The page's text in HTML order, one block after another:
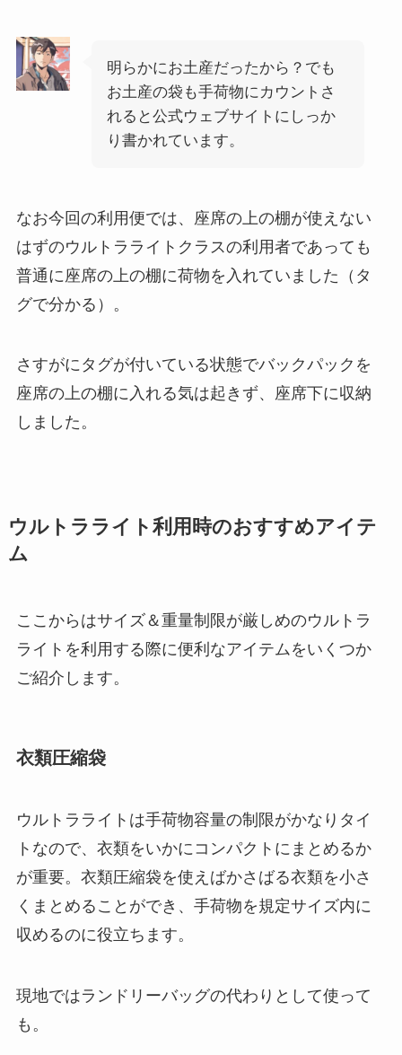
明らかにお土産だったから？でも
お土産の袋も手荷物にカウントさ
れると公式ウェブサイトにしっか
り書かれています。
なお今回の利用便では、座席の上の棚が使えない
はずのウルトラライトクラスの利用者であっても
普通に座席の上の棚に荷物を入れていました（タ
グで分かる）。
さすがにタグが付いている状態でバックパックを
座席の上の棚に入れる気は起きず、座席下に収納
しました。
ウルトラライト利用時のおすすめアイテ
ム
ここからはサイズ＆重量制限が厳しめのウルトラ
ライトを利用する際に便利なアイテムをいくつか
ご紹介します。
衣類圧縮袋
ウルトラライトは手荷物容量の制限がかなりタイ
トなので、衣類をいかにコンパクトにまとめるか
が重要。衣類圧縮袋を使えばかさばる衣類を小さ
くまとめることができ、手荷物を規定サイズ内に
収めるのに役立ちます。
現地ではランドリーバッグの代わりとして使って
も。